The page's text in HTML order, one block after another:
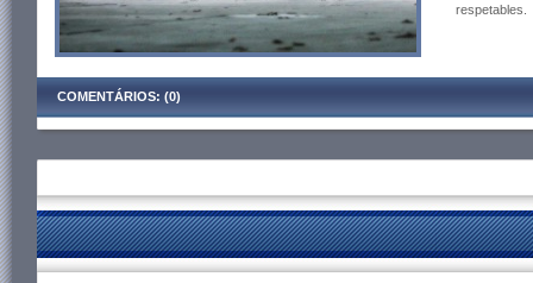
respetables.
COMENTÁRIOS: (0)